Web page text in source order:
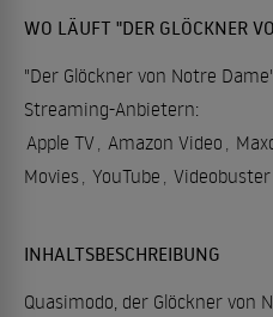
WO LÄUFT "DER GLÖCKNER
"Der Glöckner von Notre
Streaming-Anbietern:
Apple TV, Amazon Video ,
Movies, YouTube , Videobuster
INHALTSBESCHREIBUNG
Quasimodo, der Glöckner von